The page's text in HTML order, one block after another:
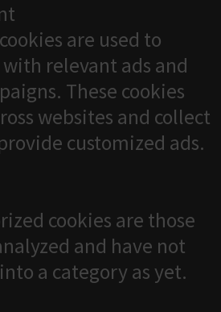
are used to
relevant ads and
These cookies
websites and collect
customized ads.
cookies are those
and have not
a category as yet.